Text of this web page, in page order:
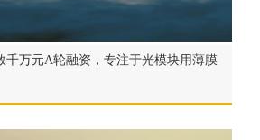
千万元A轮融资，专注于光模块用薄膜